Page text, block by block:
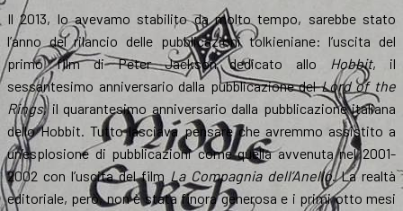
Il 2013, lo avevamo stabilito da molto tempo, sarebbe stato
l’anno del rilancio delle pubblicazioni tolkieniane: l’uscita del
primo film di Peter Jackson dedicato allo Hobbit, il
sessantesimo anniversario dalla pubblicazione delLord of the
Rings, il quarantesimo anniversario dalla pubblicazione italiana
dello Hobbit. Tutto lasciava pensare che avremmo assistito a
un’esplosione di pubblicazioni come quella avvenuta nel 2001-
2002 con l’uscita del film La Compagnia dell’Anello. La realtà
editoriale, però, non è stata finora generosa e i primi otto mesi